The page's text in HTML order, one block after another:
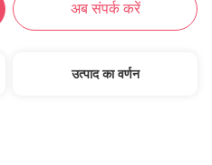
अब संपर्क करें
उत्पाद का वर्णन